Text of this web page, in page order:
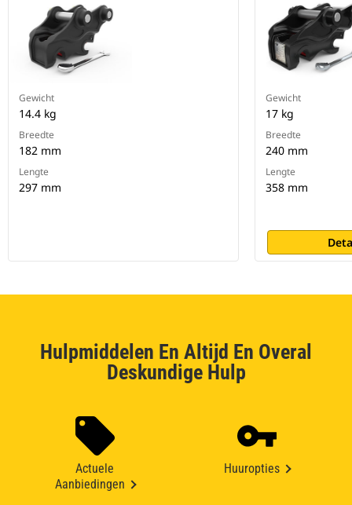
Gewicht
14.4 kg
Breedte
182 mm
Lengte
297 mm
Gewicht
17 kg
Breedte
240 mm
Lengte
358 mm
Hulpmiddelen En Altijd En Overal
Deskundige Hulp
Actuele
Aanbiedingen
Huuropties